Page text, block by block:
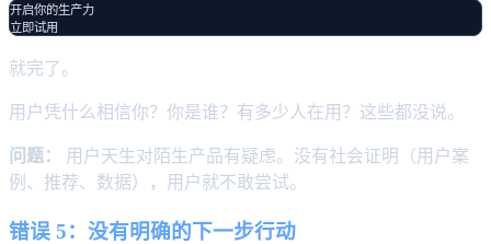
开启你的生产力
就完了。
用户凭什么相信你？你是谁？有多少人在用？这些都没说。
问题：
用户天生对陌生产品有疑虑。没有社会证明（用户案
例、推荐、数据），用户就不敢尝试。
错误 5：没有明确的下一步行动